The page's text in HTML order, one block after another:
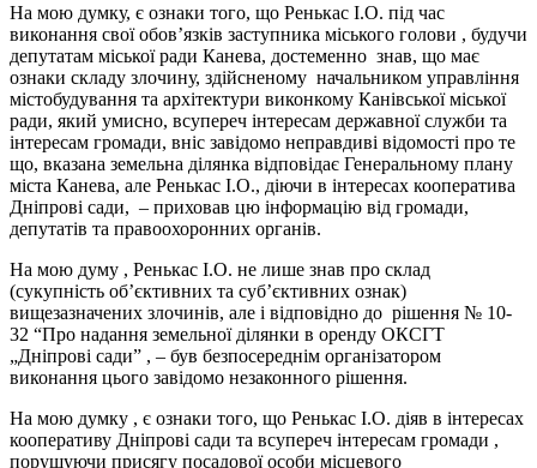
На мою думку, є ознаки того, що Ренькас І.О. під час
виконання свої обов’язків заступника міського голови , будучи
депутатам міської ради Канева, достеменно знав, що має
ознаки складу злочину, здійсненому начальником управління
містобудування та архітектури виконкому Канівської міської
ради, який умисно, всупереч інтересам державної служби та
інтересам громади, вніс завідомо неправдиві відомості про те
що, вказана земельна ділянка відповідає Генеральному плану
міста Канева, але Ренькас І.О., діючи в інтересах кооператива
Дніпрові сади, – приховав цю інформацію від громади,
депутатів та правоохоронних органів.
На мою думу , Ренькас І.О. не лише знав про склад
(сукупність об’єктивних та суб’єктивних ознак)
вищезазначених злочинів, але і відповідно до рішення № 10-
32 “Про надання земельної ділянки в оренду ОКСГТ
„Дніпрові сади” , – був безпосереднім організатором
виконання цього завідомо незаконного рішення.
На мою думку , є ознаки того, що Ренькас І.О. діяв в інтересах
кооперативу Дніпрові сади та всупереч інтересам громади ,
порушуючи присягу посадової особи місцевого